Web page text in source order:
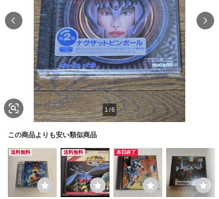
1/6
この商品よりも安い類似商品
送料無料 送料無料 本日終了